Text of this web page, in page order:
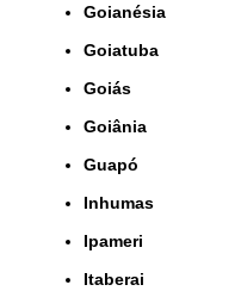
Goianésia
Goiatuba
Goiás
Goiânia
Guapó
Inhumas
Ipameri
Itaberai